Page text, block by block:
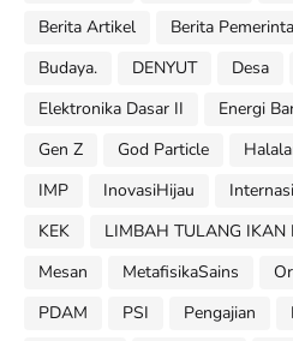
Berita Artikel
Berita
Budaya.
DENYUT Desa
Elektronika Dasar II
Energi
Gen Z
God Particle
IMP
InovasiHijau
KEK
LIMBAH TULANG IKAN
Mesan
MetafisikaSains
PDAM
PSI Pengajian